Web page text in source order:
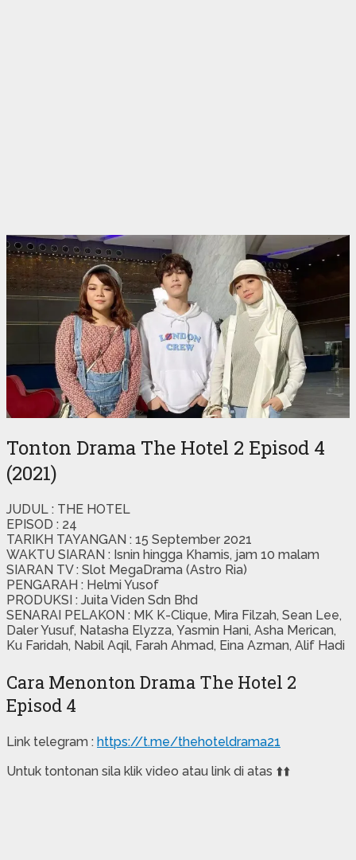
Tonton Drama The Hotel 2 Episod 4
(2021)
JUDUL : THE HOTEL
EPISOD : 24
TARIKH TAYANGAN : 15 September 2021
WAKTU SIARAN : Isnin hingga Khamis, jam 10 malam
SIARAN TV : Slot MegaDrama (Astro Ria)
PENGARAH : Helmi Yusof
PRODUKSI : Juita Viden Sdn Bhd
SENARAI PELAKON : MK K-Clique, Mira Filzah, Sean Lee,
Daler Yusuf, Natasha Elyzza, Yasmin Hani, Asha Merican,
Ku Faridah, Nabil Aqil, Farah Ahmad, Eina Azman, Alif Hadi
Cara Menonton Drama The Hotel 2
Episod 4
Link telegram : https://t.me/thehoteldrama21
Untuk tontonan sila klik video atau link di atas ⬆️⬆️